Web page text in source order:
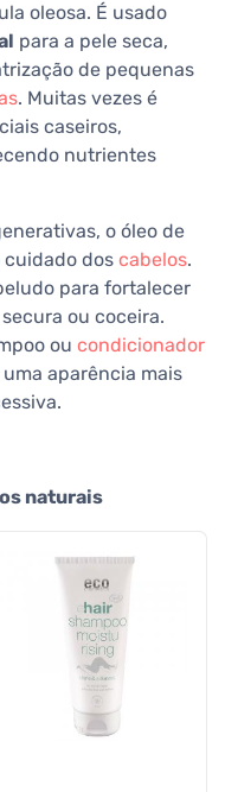
oleosa. É usado
para a pele seca,
de pequenas
. Muitas vezes é
caseiros,
nutrientes
o óleo de
dos cabelos.
para fortalecer
ou coceira.
ou condicionador
aparência mais
naturais